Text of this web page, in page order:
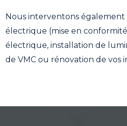
Nous interventons
électrique (mise en
électrique, installation de
de VMC ou rénovation de vos